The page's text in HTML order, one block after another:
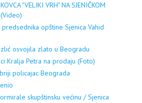
"VELIKI VRH" NA SJENIČKOM
predsednika opštine Sjenica Vahid
osvojila zlato u Beogradu
Kralja Petra na prodaju (Foto)
policajac Beograda
skupštinsku većinu / Sjenica